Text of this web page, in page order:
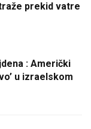
prekid vatre
: Američki
u izraelskom